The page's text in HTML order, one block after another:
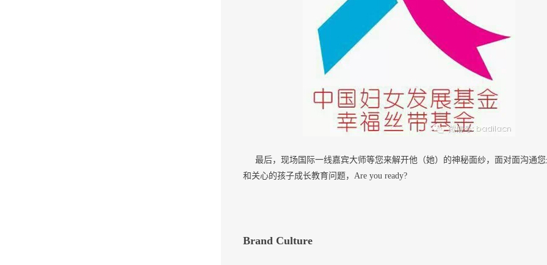
最后，现场国际一线嘉宾大师等您来解开他（她）的神秘面纱，面对面沟通
和关心的孩子成长教育问题，Are you ready?
Brand Culture